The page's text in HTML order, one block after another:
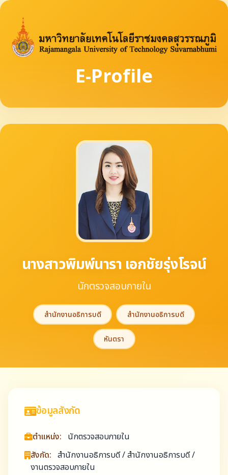
E-Profile
นางสาวพิมพ์นารา เอกชัยรุ่งโรจน์
นักตรวจสอบภายใน
สำนักงานอธิการบดี สำนักงานอธิการบดี
หันตรา
ข้อมูลสังกัด
ตำแหน่ง: นักตรวจสอบภายใน
สังกัด: สำนักงานอธิการบดี / สำนักงานอธิการบดี /
งานตรวจสอบภายใน